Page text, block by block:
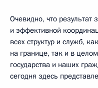
Очевидно, что результат
и эффективной
всех структур и служб,
на границе, так и в
государства и наших
сегодня здесь